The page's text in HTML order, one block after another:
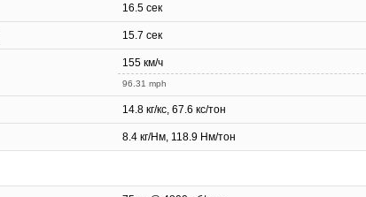
16.5 сек
15.7 сек
155 км/ч
96.31 mph
14.8 кг/кс, 67.6 кс/тон
8.4 кг/Нм, 118.9 Нм/тон